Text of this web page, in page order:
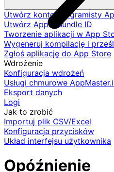
Utwórz konto programisty
Utwórz Apple Bundle ID
Tworzenie aplikacji w App
Wygeneruj kompilację i
Zgłoś aplikację do App Store
Wdrożenie
Konfiguracja wdrożeń
Usługi chmurowe
Eksport danych
Logi
Jak to zrobić
Importuj plik CSV/Excel
Konfiguracja przycisków
Układ interfejsu użytkownika
Opóźnienie